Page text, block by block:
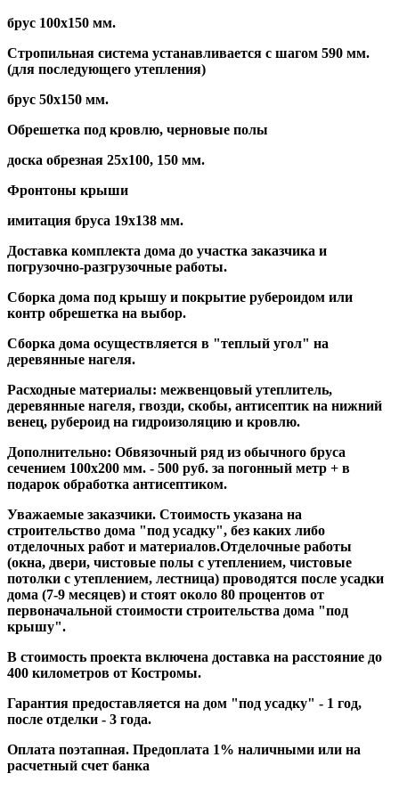
брус 100х150 мм.
Стропильная система устанавливается с шагом 590 мм.
(для последующего утепления)
брус 50х150 мм.
Обрешетка под кровлю, черновые полы
доска обрезная 25х100, 150 мм.
Фронтоны крыши
имитация бруса 19х138 мм.
Доставка комплекта дома до участка заказчика и
погрузочно-разгрузочные работы.
Сборка дома под крышу и покрытие рубероидом или
контр обрешетка на выбор.
Сборка дома осуществляется в "теплый угол" на
деревянные нагеля.
Расходные материалы: межвенцовый утеплитель,
деревянные нагеля, гвозди, скобы, антисептик на нижний
венец, рубероид на гидроизоляцию и кровлю.
Дополнительно: Обвязочный ряд из обычного бруса
сечением 100х200 мм. - 500 руб. за погонный метр + в
подарок обработка антисептиком.
Уважаемые заказчики. Стоимость указана на
строительство дома "под усадку", без каких либо
отделочных работ и материалов.Отделочные работы
(окна, двери, чистовые полы с утеплением, чистовые
потолки с утеплением, лестница) проводятся после усадки
дома (7-9 месяцев) и стоят около 80 процентов от
первоначальной стоимости строительства дома "под
крышу".
В стоимость проекта включена доставка на расстояние до
400 километров от Костромы.
Гарантия предоставляется на дом "под усадку" - 1 год,
после отделки - 3 года.
Оплата поэтапная. Предоплата 1% наличными или на
расчетный счет банка